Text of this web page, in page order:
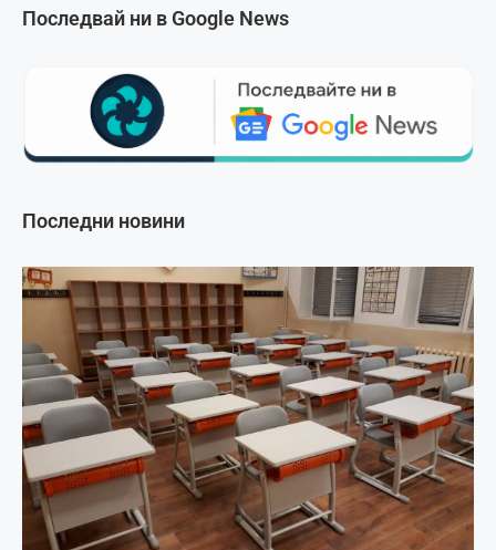
Последвай ни в Google News
Последни новини